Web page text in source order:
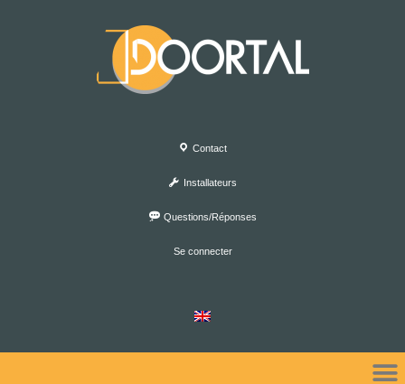
Contact
Installateurs
Questions/Réponses
Se connecter